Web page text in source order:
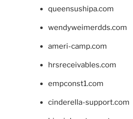
queensushipa.com
wendyweimerdds.com
ameri-camp.com
hrsreceivables.com
empconst1.com
cinderella-support.com